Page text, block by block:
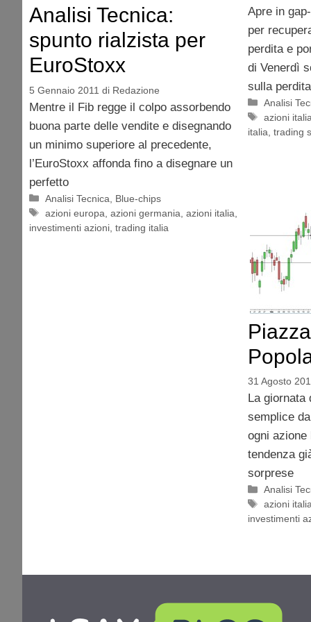
Apre in
per
perdita e
di Venerdì
sulla perdita
Categorie
Analisi
Tag
azioni italia
italia trading
Analisi Tecnica:
spunto rialzista per
EuroStoxx
5 Gennaio 2011 di Redazione
Mentre il Fib regge il colpo assorbendo
buona parte delle vendite e disegnando
un minimo superiore al precedente,
l’EuroStoxx affonda fino a disegnare un
perfetto
Categorie
Analisi Tecnica
Blue-chips
Tag
azioni europa ,azioni germania ,azioni italia
investimenti azioni trading italia
31 Agosto
La giornata
semplice
ogni azione
tendenza
sorprese
Categorie
Analisi
Tag
azioni italia
investimenti